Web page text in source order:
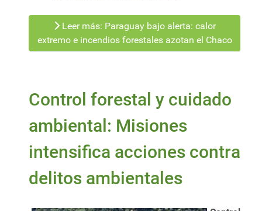
Leer más: Paraguay bajo alerta: calor
extremo e incendios forestales azotan el Chaco
Control forestal y cuidado
ambiental: Misiones
intensifica acciones contra
delitos ambientales